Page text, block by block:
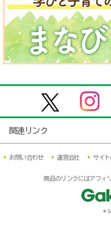
関連リンク
お問い合わせ 運営会社 サイ
商品のリンクにはアフィ
©